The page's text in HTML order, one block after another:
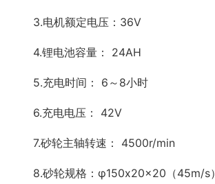
3.电机额定电压：36V
4.锂电池容量： 24AH
5.充电时间： 6～8小时
6.充电电压： 42V
7.砂轮主轴转速： 4500r/min
8.砂轮规格：φ150x20x20（45m/s）